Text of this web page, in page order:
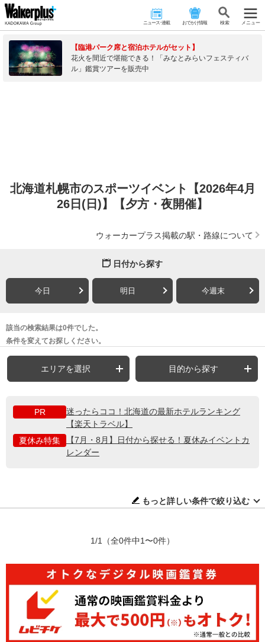
ニュース･連載 おでかけ情報 検 索 メニュー
【臨港パーク席と宿泊ホテルがセット】
花火を間近で堪能できる！「みなとみらいフェスティバ
ル」鑑賞ツアーを販売中
北海道札幌市のスポーツイベント【2026年4月
26日(日)】【夕方・夜開催】
ウォーカープラス掲載の駅・路線について
日付から探す
今日 明日 今週末
該当の検索結果は0件でした。
条件を変えてお探しください。
エリアを選択 目的から探す
PR
迷ったらココ！北海道の最新ホテルランキング
【楽天トラベル】
夏休み特集
【7月・8月】日付から探せる！夏休みイベントカ
レンダー
もっと詳しい条件で絞り込む
1/1 （全0件中1〜0件）